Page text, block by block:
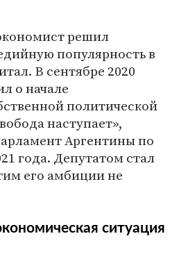
решил
популярность в
В сентябре 2020
о начале
политической
наступает»,
Аргентины по
года. Депутатом стал
его амбиции не
ситуация